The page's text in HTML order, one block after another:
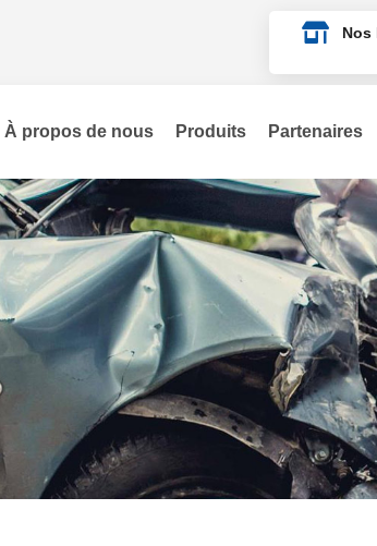
Nos
À propos de nous Produits Partenaires